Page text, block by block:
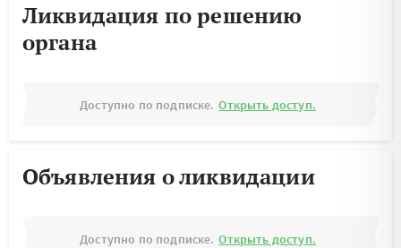
Ликвидация по решению
органа
Доступно по подписке. Открыть доступ.
Объявления о ликвидации
Доступно по подписке. Открыть доступ.